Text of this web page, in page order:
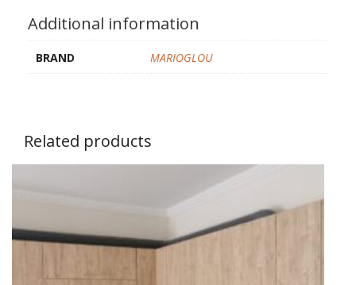
Additional information
BRAND MARIOGLOU
Related products